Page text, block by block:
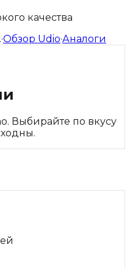
качества
·Обзор Udio·Аналоги
Выбирайте по вкусу